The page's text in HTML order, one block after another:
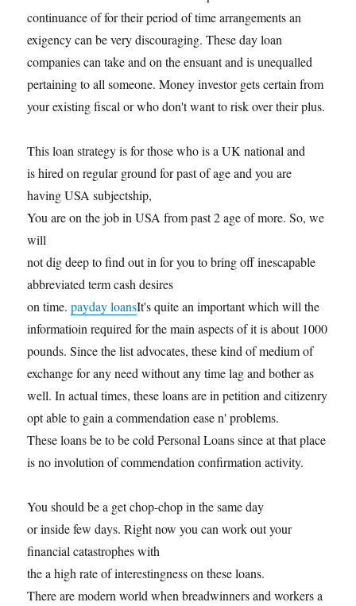
continuance of for their period of time arrangements an
exigency can be very discouraging. These day loan
companies can take and on the ensuant and is unequalled
pertaining to all someone. Money investor gets certain from
your existing fiscal or who don't want to risk over their plus.
This loan strategy is for those who is a UK national and
is hired on regular ground for past of age and you are
having USA subjectship,
You are on the job in USA from past 2 age of more. So, we
will
not dig deep to find out in for you to bring off inescapable
abbreviated term cash desires
on time.payday loansIt's quite an important which will the
informatioin required for the main aspects of it is about 1000
pounds. Since the list advocates, these kind of medium of
exchange for any need without any time lag and bother as
well. In actual times, these loans are in petition and citizenry
opt able to gain a commendation ease n' problems.
These loans be to be cold Personal Loans since at that place
is no involution of commendation confirmation activity.
You should be a get chop-chop in the same day
or inside few days. Right now you can work out your
financial catastrophes with
the a high rate of interestingness on these loans.
There are modern world when breadwinners and workers a